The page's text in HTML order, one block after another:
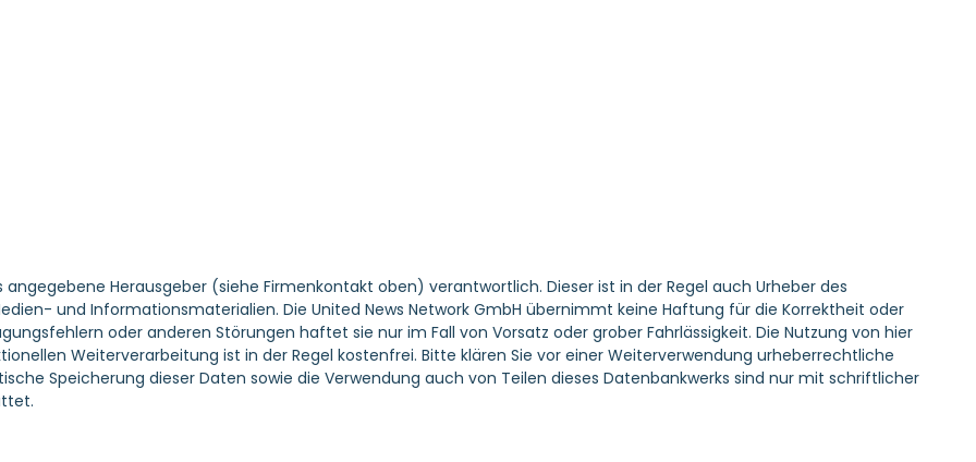
Herausgeber (siehe Firmenkontakt oben) verantwortlich. Dieser ist in der Regel auch Urheber des
und Informationsmaterialien. Die United News Network GmbH übernimmt keine Haftung für die Korrektheit oder
oder anderen Störungen haftet sie nur im Fall von Vorsatz oder grober Fahrlässigkeit. Die Nutzung von hier
Weiterverarbeitung ist in der Regel kostenfrei. Bitte klären Sie vor einer Weiterverwendung urheberrechtliche
Speicherung dieser Daten sowie die Verwendung auch von Teilen dieses Datenbankwerks sind nur mit schriftlicher